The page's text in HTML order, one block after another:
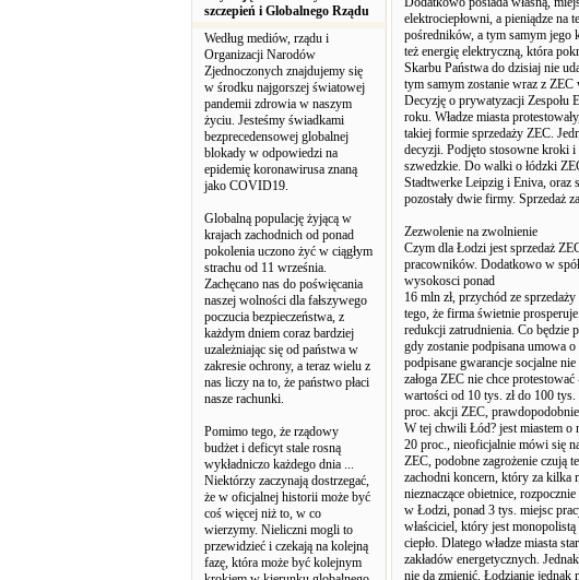
szczepień i Globalnego Rządu
Według mediów, rządu i
Organizacji Narodów
Zjednoczonych znajdujemy się
w środku najgorszej światowej
pandemii zdrowia w naszym
życiu. Jesteśmy świadkami
bezprecedensowej globalnej
blokady w odpowiedzi na
epidemię koronawirusa znaną
jako COVID19.
Globalną populację żyjącą w
krajach zachodnich od ponad
pokolenia uczono żyć w ciągłym
strachu od 11 września.
Zachęcano nas do poświęcania
naszej wolności dla fałszywego
poczucia bezpieczeństwa, z
każdym dniem coraz bardziej
uzależniając się od państwa w
zakresie ochrony, a teraz wielu z
nas liczy na to, że państwo płaci
nasze rachunki.
Pomimo tego, że rządowy
budżet i deficyt stale rosną
wykładniczo każdego dnia ...
Niektórzy zaczynają dostrzegać,
że w oficjalnej historii może być
coś więcej niż to, w co
wierzymy. Nieliczni mogli to
przewidzieć i czekają na kolejną
fazę, która może być kolejnym
elektrociepłowni, a pieniądze na
pośredników, a tym samym jego
też energię elektryczną, która
Skarbu Państwa do dzisiaj nie
tym samym zostanie wraz z ZEC
Decyzję o prywatyzacji Zespołu
roku. Władze miasta
takiej formie sprzedaży ZEC.
decyzji. Podjęto stosowne kroki i
szwedzkie. Do walki o łódzki
Stadtwerke Leipzig i Eniva, oraz
pozostały dwie firmy. Sprzedaż
Zezwolenie na zwolnienie
Czym dla Łodzi jest sprzedaż
pracowników. Dodatkowo w
wysokosci ponad
16 mln zł, przychód ze
tego, że firma świetnie
redukcji zatrudnienia. Co będzie
gdy zostanie podpisana umowa
podpisane gwarancje socjalne
załoga ZEC nie chce
wartości od 10 tys. zł do 100
proc. akcji ZEC,
W tej chwili Łód? jest miastem
20 proc., nieoficjalnie mówi się
ZEC, podobne zagrożenie czują
zachodni koncern, który za kilka
nieznaczące obietnice,
w Łodzi, ponad 3 tys. miejsc
właściciel, który jest
ciepło. Dlatego władze miasta
zakładów energetycznych.
nie da zmienić. Łodzianie jednak